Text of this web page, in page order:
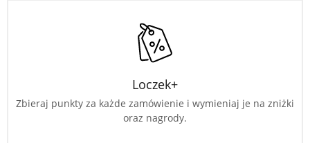
Loczek+
Zbieraj punkty za każde zamówienie i wymieniaj je na zniżki
oraz nagrody.